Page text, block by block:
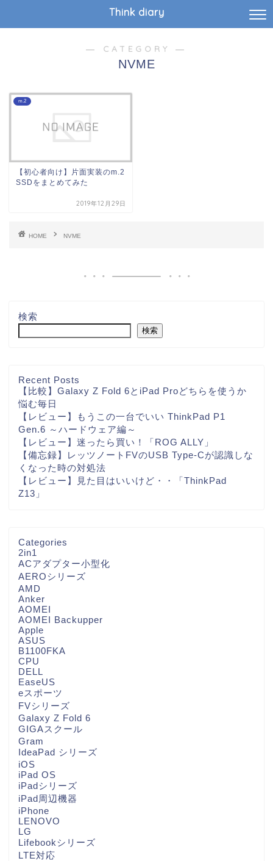
Think diary
― CATEGORY ―
NVME
m.2
【初心者向け】片面実装のm.2
SSDをまとめてみた
2019年12月29日
HOME NVME
検索
検索
Recent Posts
【比較】Galaxy Z Fold 6とiPad Proどちらを使うか
悩む毎日
【レビュー】もうこの一台でいい ThinkPad P1
Gen.6 ～ハードウェア編～
【レビュー】迷ったら買い！「ROG ALLY」
【備忘録】レッツノートFVのUSB Type-Cが認識しな
くなった時の対処法
【レビュー】見た目はいいけど・・「ThinkPad
Z13」
Categories
2in1
ACアダプター小型化
AEROシリーズ
AMD
Anker
AOMEI
AOMEI Backupper
Apple
ASUS
B1100FKA
CPU
DELL
EaseUS
eスポーツ
FVシリーズ
Galaxy Z Fold 6
GIGAスクール
Gram
IdeaPad シリーズ
iOS
iPad OS
iPadシリーズ
iPad周辺機器
iPhone
LENOVO
LG
Lifebookシリーズ
LTE対応